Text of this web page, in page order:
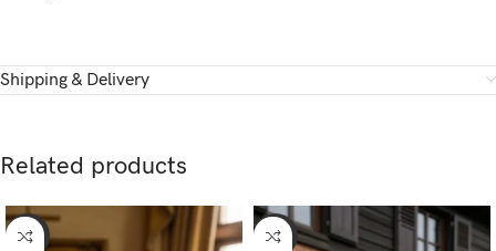
Shipping & Delivery
Related products
-45% -45%